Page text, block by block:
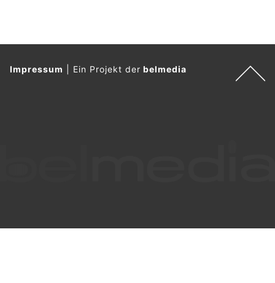
Impressum Ein Projekt derbelmedia